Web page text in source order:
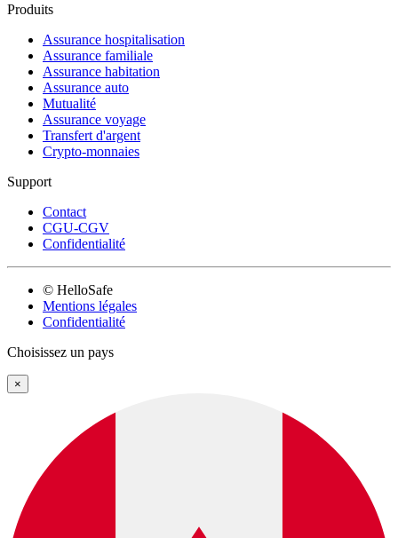
Produits
Assurance hospitalisation
Assurance familiale
Assurance habitation
Assurance auto
Mutualité
Assurance voyage
Transfert d'argent
Crypto-monnaies
Support
Contact
CGU-CGV
Confidentialité
© HelloSafe
Mentions légales
Confidentialité
Choisissez un pays
×